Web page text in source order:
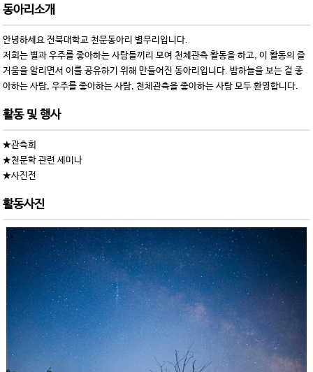
동아리소개
안녕하세요 전북대학교 천문동아리 별무리입니다.
저희는 별과 우주를 좋아하는 사람들끼리 모여 천체관측 활동을 하고, 이 활동의 즐
거움을 알리면서 이를 공유하기 위해 만들어진 동아리입니다. 밤하늘을 보는 걸 좋
아하는 사람, 우주를 좋아하는 사람, 천체관측을 좋아하는 사람 모두 환영합니다.
활동 및 행사
★관측회
★천문학 관련 세미나
★사진전
활동사진